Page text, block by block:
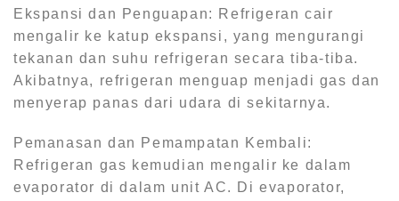
Ekspansi dan Penguapan: Refrigeran cair
mengalir ke katup ekspansi, yang mengurangi
tekanan dan suhu refrigeran secara tiba-tiba.
Akibatnya, refrigeran menguap menjadi gas dan
menyerap panas dari udara di sekitarnya.
Pemanasan dan Pemampatan Kembali:
Refrigeran gas kemudian mengalir ke dalam
evaporator di dalam unit AC. Di evaporator,